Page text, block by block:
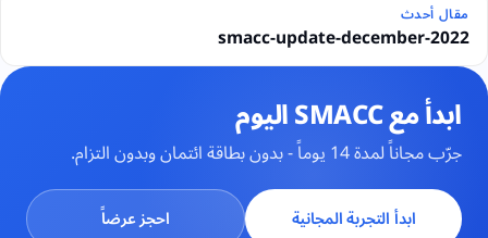
مقال أحدث
smacc-update-december-2022
ابدأ مع SMACC اليوم
جرّب مجاناً لمدة 14 يوماً - بدون بطاقة ائتمان وبدون التزام.
ابدأ التجربة المجانية احجز عرضاً